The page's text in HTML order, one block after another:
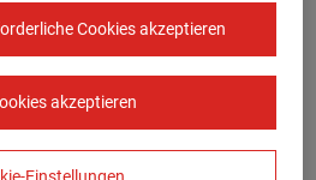
Cookies akzeptieren
akzeptieren